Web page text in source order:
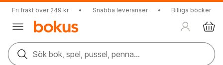
Fri frakt över 249 kr • Snabba leveranser • Billiga böcker
Sök bok, spel, pussel, penna...